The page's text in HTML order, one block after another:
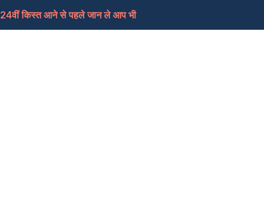
सकते हैं आप भी आयुष्मान कार्ड में इलाज, जा...
से बराबर, पाक के लगातार हार का सिलसिला...